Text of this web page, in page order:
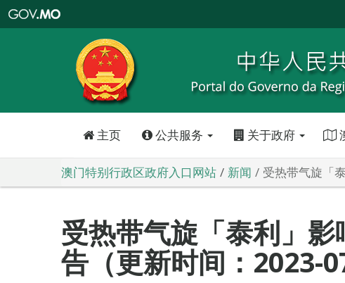
特
政
区
政
口
主页 公共服务 关于政府
澳门特别行政区政府入口网站 新闻 受热带气旋「
受热带气旋「泰利」
告（更新时间：2023-